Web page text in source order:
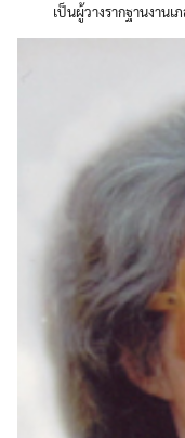
เป็นผู้วางรากฐานงาน